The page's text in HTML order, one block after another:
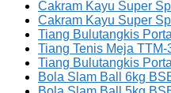
Cakram Kayu Super
Cakram Kayu Super
Tiang Bulutangkis
Tiang Tenis Meja TTM-
Tiang Bulutangkis
Bola Slam Ball 6kg